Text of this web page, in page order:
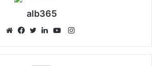
alb365
Instagram